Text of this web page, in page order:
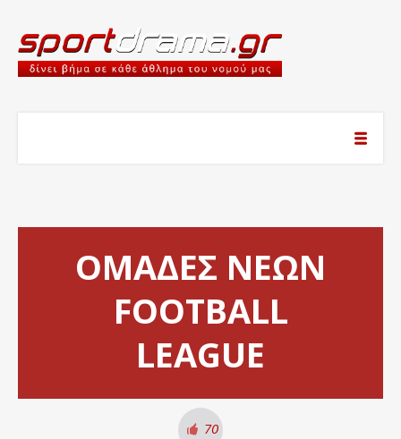
ΟΜΑΔΕΣ ΝΕΩΝ
FOOTBALL
LEAGUE
70